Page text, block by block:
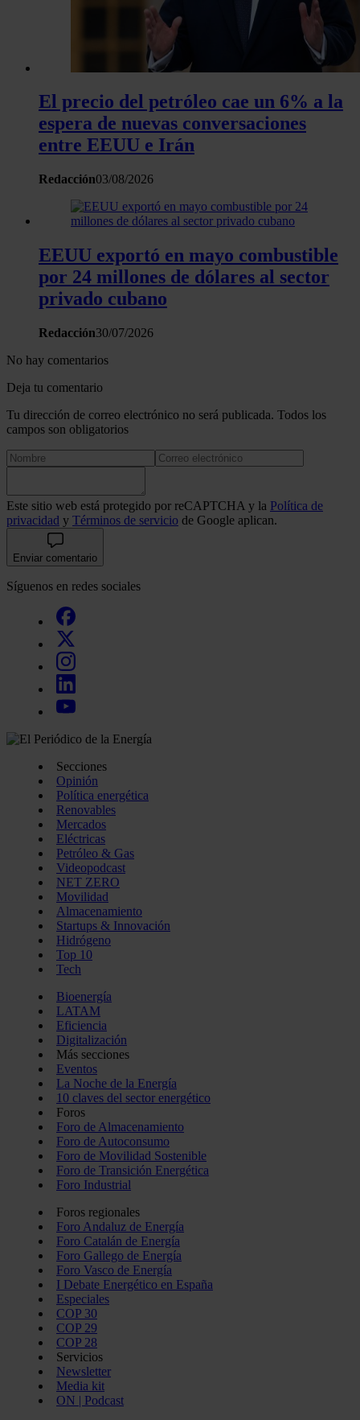
análisis web, quienes pueden combinarla con otra
haya proporcionado o que hayan recopilado a partir del uso
hecho de sus servicios.
El precio del petróleo cae un 6% a la
espera de nuevas conversaciones
entre EEUU e Irán
Redacción03/08/2026
EEUU exportó en mayo combustible
por 24 millones de dólares al sector
privado cubano
Redacción30/07/2026
No hay comentarios
Deja tu comentario
Tu dirección de correo electrónico no será publicada. Todos los
campos son obligatorios
Este sitio web está protegido por reCAPTCHA y la Política de
privacidad y Términos de servicio de Google aplican.
Enviar comentario
Síguenos en redes sociales
Secciones
Opinión
Política energética
Renovables
Mercados
Eléctricas
Petróleo & Gas
Videopodcast
NET ZERO
Movilidad
Almacenamiento
Startups & Innovación
Hidrógeno
Top 10
Tech
Bioenergía
LATAM
Eficiencia
Digitalización
Más secciones
Eventos
La Noche de la Energía
10 claves del sector energético
Foros
Foro de Almacenamiento
Foro de Autoconsumo
Foro de Movilidad Sostenible
Foro de Transición Energética
Foro Industrial
Foros regionales
Foro Andaluz de Energía
Foro Catalán de Energía
Foro Gallego de Energía
Foro Vasco de Energía
I Debate Energético en España
Especiales
COP 30
COP 29
COP 28
Servicios
Newsletter
Media kit
ON | Podcast